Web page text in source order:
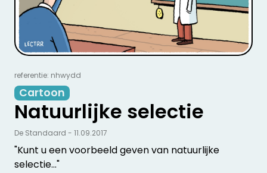
referentie: nhwydd
Cartoon
Natuurlijke selectie
"Kunt u een voorbeeld geven van natuurlijke
selectie..."
De Standaard - 11.09.2017